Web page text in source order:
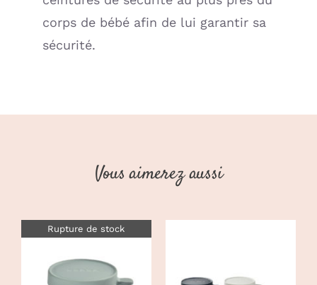
corps de bébé afin de lui garantir sa
sécurité.
Vous aimerez aussi
Rupture de stock